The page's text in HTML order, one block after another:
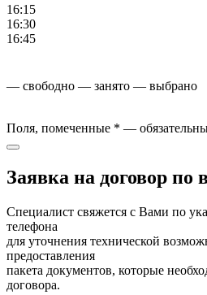
16:15
16:30
16:45
— свободно — занято — выбрано
Поля, помеченные * —
Заявка на договор
Специалист свяжется с Вами по
телефона
для уточнения технической
предоставления
пакета документов, которые
договора.